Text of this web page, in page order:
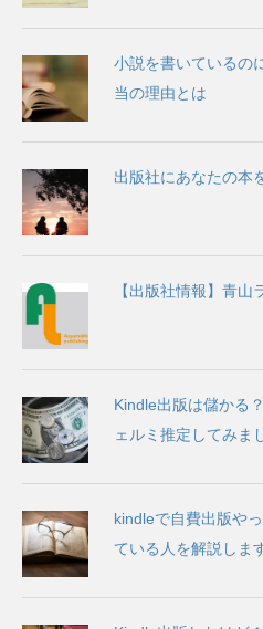
小説を書いているの
当の理由とは
出版社にあなたの本
【出版社情報】青山
Kindle出版は儲かる
ェルミ推定してみま
kindleで自費出版や
ている人を解説しま